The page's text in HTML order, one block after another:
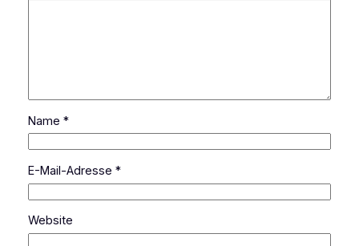
Name *
E-Mail-Adresse *
Website